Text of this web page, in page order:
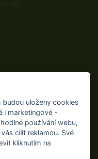
budou uloženy cookies
i marketingové -
používání webu,
cílit reklamou. Své
kliknutím na